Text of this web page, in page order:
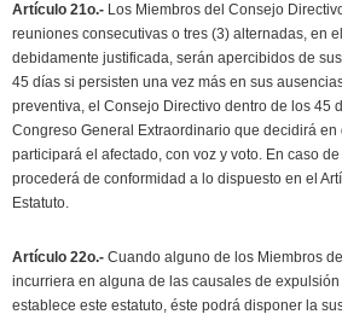
Artículo 21o.- Los Miembros del Consejo
reuniones consecutivas o tres (3) alternadas, en
debidamente justificada, serán apercibidos de
45 días si persisten una vez más en sus
preventiva, el Consejo Directivo dentro de los 45
Congreso General Extraordinario que decidirá en
participará el afectado, con voz y voto. En caso
procederá de conformidad a lo dispuesto en el
Estatuto.
Artículo 22o.- Cuando alguno de los Miembros
incurriera en alguna de las causales de
establece este estatuto, éste podrá disponer la